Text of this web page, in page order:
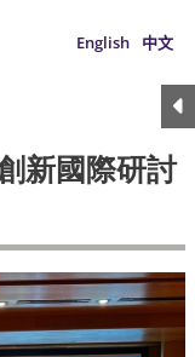
English 中文
新國際研討